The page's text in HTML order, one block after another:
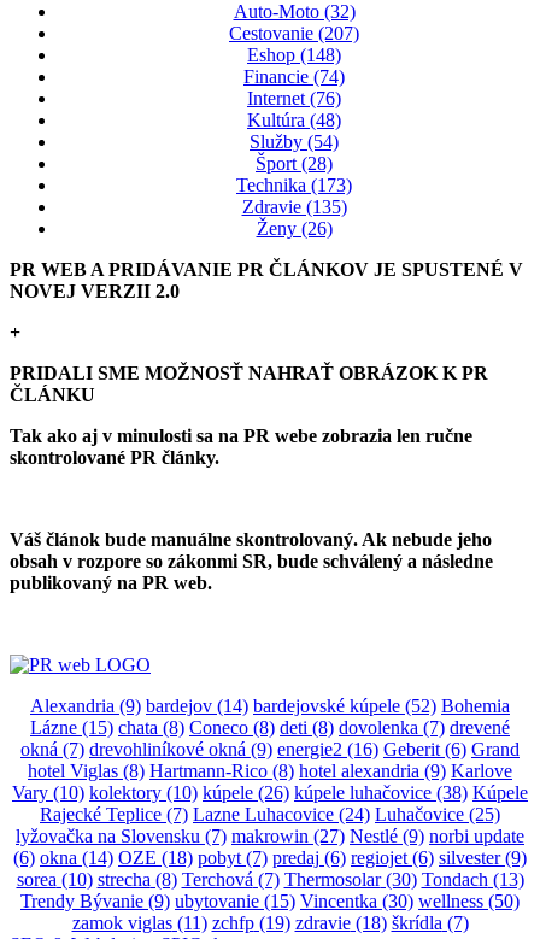
Auto-Moto (32)
Cestovanie (207)
Eshop (148)
Financie (74)
Internet (76)
Kultúra (48)
Služby (54)
Šport (28)
Technika (173)
Zdravie (135)
Ženy (26)
PR WEB A PRIDÁVANIE PR ČLÁNKOV JE SPUSTENÉ V
NOVEJ VERZII 2.0
+
PRIDALI SME MOŽNOSŤ NAHRAŤ OBRÁZOK K PR
ČLÁNKU
Tak ako aj v minulosti sa na PR webe zobrazia len ručne
skontrolované PR články.
Váš článok bude manuálne skontrolovaný. Ak nebude jeho
obsah v rozpore so zákonmi SR, bude schválený a následne
publikovaný na PR web.
Alexandria (9) bardejov (14) bardejovské kúpele (52) Bohemia
Lázne (15) chata (8) Coneco (8) deti (8) dovolenka (7) drevené
okná (7) drevohliníkové okná (9) energie2 (16) Geberit (6) Grand
hotel Viglas (8) Hartmann-Rico (8) hotel alexandria (9) Karlove
Vary (10) kolektory (10) kúpele (26) kúpele luhačovice (38) Kúpele
Rajecké Teplice (7) Lazne Luhacovice (24) Luhačovice (25)
lyžovačka na Slovensku (7) makrowin (27) Nestlé (9) norbi update
(6) okna (14) OZE (18) pobyt (7) predaj (6) regiojet (6) silvester(9)
sorea (10) strecha (8) Terchová (7) Thermosolar(30) Tondach (13)
Trendy Bývanie (9) ubytovanie (15) Vincentka (30) wellness (50)
zamok viglas(11) zchfp(19) zdravie(18) škrídla (7)